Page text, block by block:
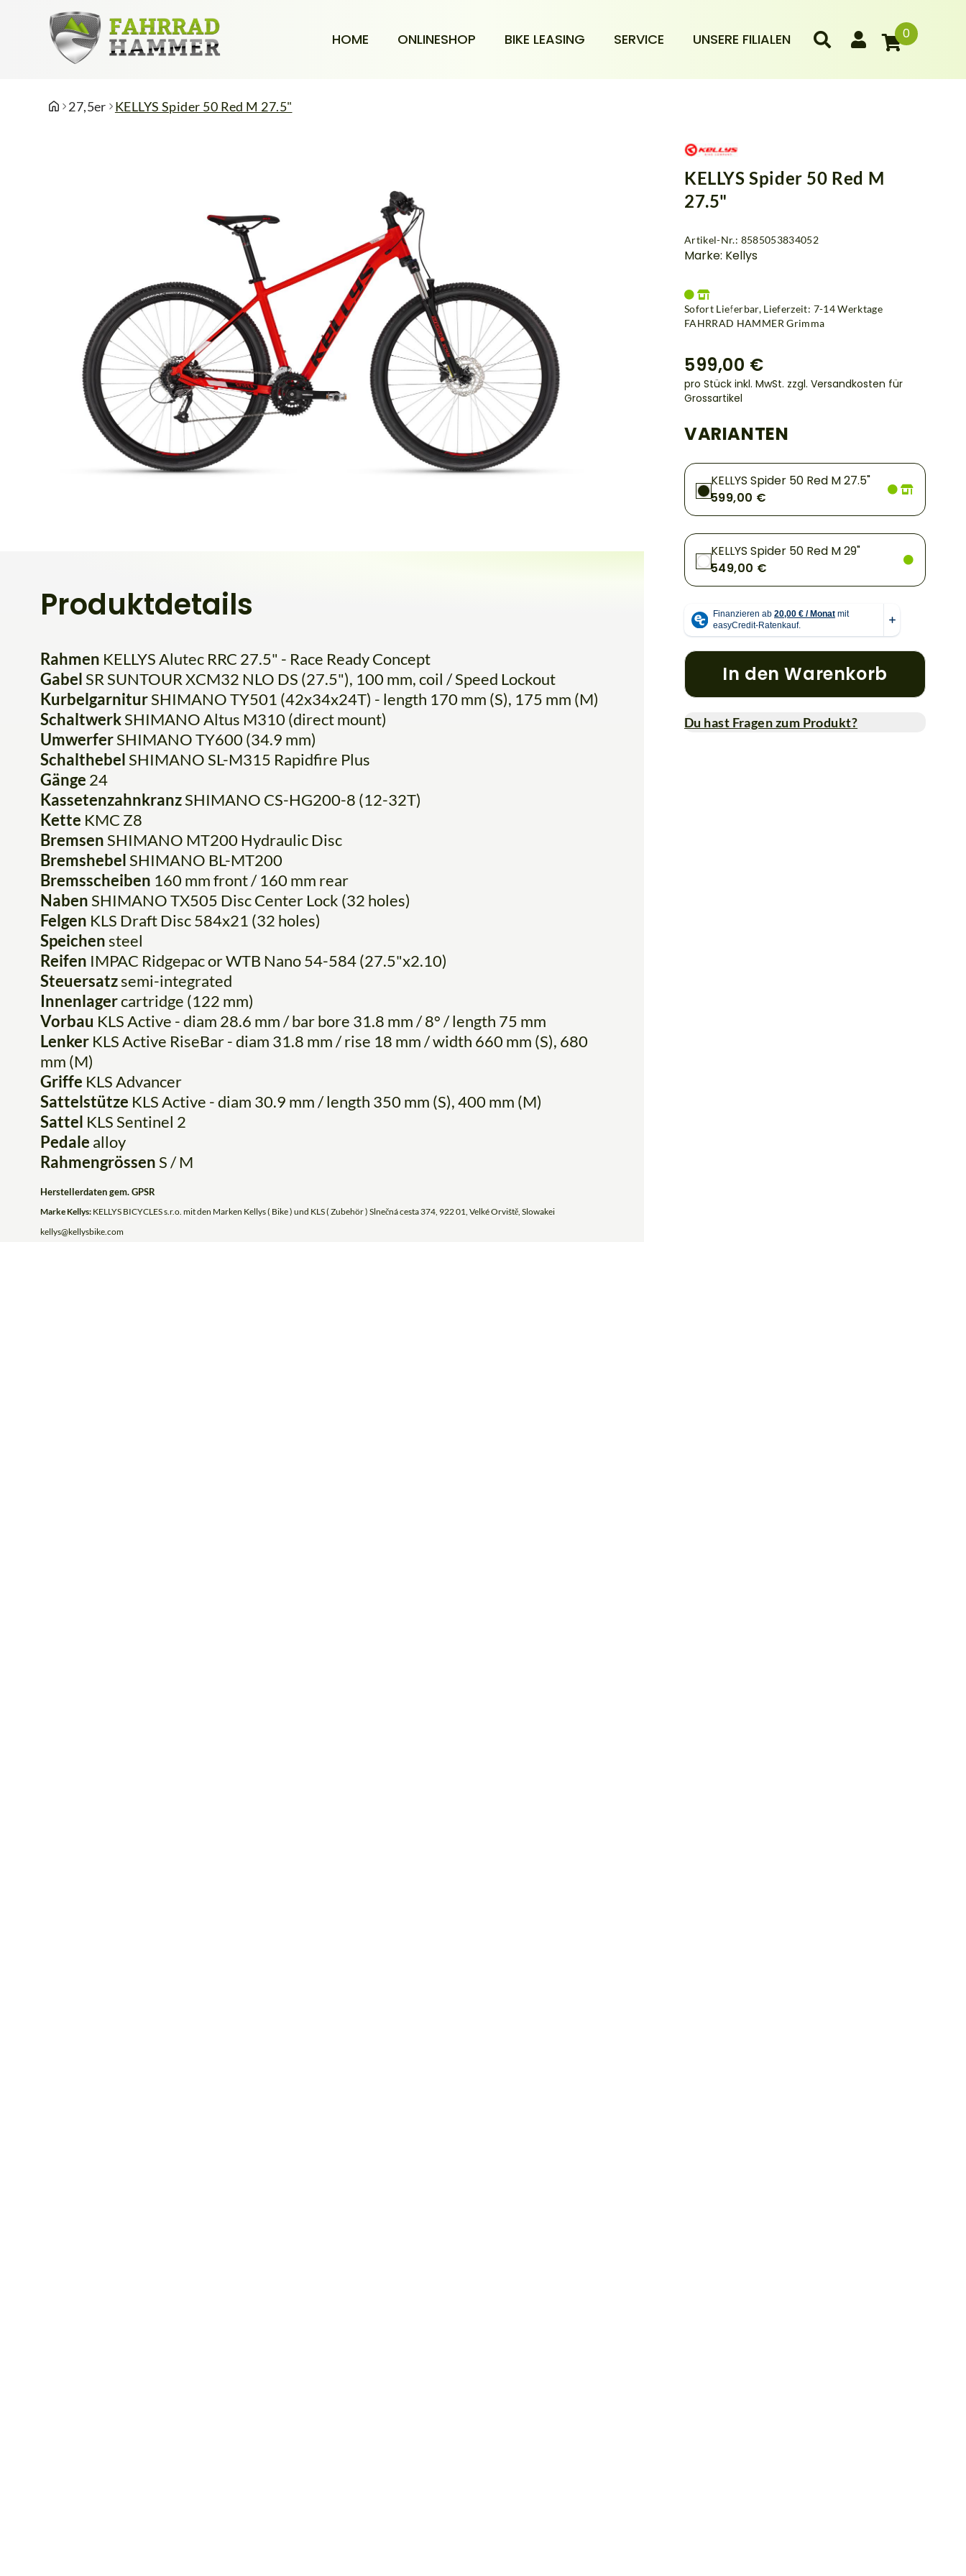
HOME ONLINESHOP BIKE LEASING SERVICE UNSERE FILIALEN 0
27,5er KELLYS Spider 50 Red M 27.5"
Produktdetails
Rahmen KELLYS Alutec RRC 27.5" - Race Ready Concept
GabelSR SUNTOUR XCM32 NLO DS (27.5"), 100 mm, coil / Speed Lockout
KurbelgarniturSHIMANO TY501 (42x34x24T) - length 170 mm (S), 175 mm (M)
SchaltwerkSHIMANO Altus M310 (direct mount)
UmwerferSHIMANO TY600 (34.9 mm)
SchalthebelSHIMANO SL-M315 Rapidfire Plus
Gänge 24
KassetenzahnkranzSHIMANO CS-HG200-8 (12-32T)
Kette KMC Z8
BremsenSHIMANO MT200 Hydraulic Disc
BremshebelSHIMANO BL-MT200
Bremsscheiben 160 mm front / 160 mm rear
NabenSHIMANO TX505 Disc Center Lock (32 holes)
Felgen KLS Draft Disc 584x21 (32 holes)
Speichensteel
Reifen IMPAC Ridgepac or WTB Nano 54-584 (27.5"x2.10)
Steuersatzsemi-integrated
Innenlagercartridge (122 mm)
Vorbau KLS Active - diam 28.6 mm / bar bore 31.8 mm / 8° / length 75 mm
Lenker KLS Active RiseBar - diam 31.8 mm / rise 18 mm / width 660 mm (S), 680
mm (M)
Griffe KLS Advancer
Sattelstütze KLS Active - diam 30.9 mm / length 350 mm (S), 400 mm (M)
Sattel KLS Sentinel 2
Pedale alloy
RahmengrössenS / M
Herstellerdaten gem. GPSR
Marke Kellys: KELLYS BICYCLES s.r.o. mit den Marken Kellys ( Bike ) und KLS ( Zubehör ) Slnečná cesta 374, 922 01, Velké Orviště, Slowakei
kellys@kellysbike.com
KELLYS Spider 50 Red M
27.5"
Artikel-Nr.: 8585053834052
Marke: Kellys
Sofort Lieferbar, Lieferzeit: 7-14 Werktage
FAHRRAD HAMMER Grimma
599,00 €
pro Stück inkl. MwSt. zzgl. Versandkosten für
Grossartikel
VARIANTEN
KELLYS Spider 50 Red M 27.5"
599,00 €
KELLYS Spider 50 Red M 29"
549,00 €
In den Warenkorb
Du hast Fragen zum Produkt?